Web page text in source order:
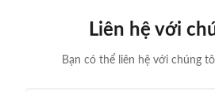
Liên hệ với
Bạn có thể liên hệ với chúng